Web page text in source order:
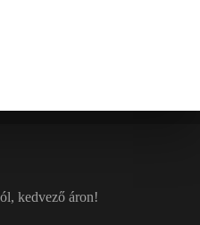
kedvező áron!